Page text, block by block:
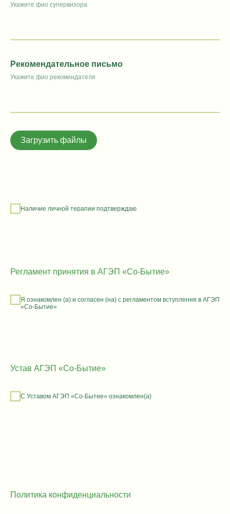
Укажите фио супервизора
Рекомендательное письмо
Укажите фио рекомендателя
Загрузить файлы
Наличие личной терапии подтверждаю
Регламент принятия в АГЭП «Со-Бытие»
Я ознакомлен (а) и согласен (на) с регламентом вступления в АГЭП
«Со-Бытие»
Устав АГЭП «Со-Бытие»
С Уставом АГЭП «Со-Бытие» ознакомлен(а)
Политика конфиденциальности